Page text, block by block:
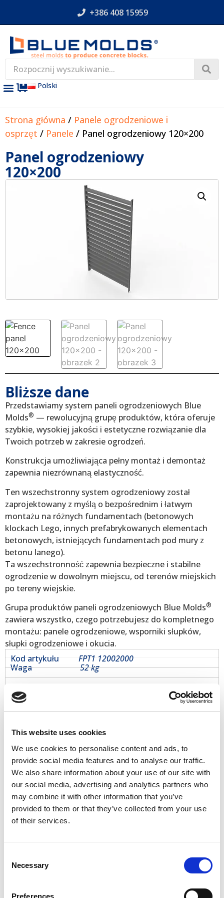
This website uses cookies
We use cookies to personalise content and ads, to
provide social media features and to analyse our traffic.
We also share information about your use of our site with
our social media, advertising and analytics partners who
may combine it with other information that you’ve
provided to them or that they’ve collected from your use
of their services.
Selection
Necessary
Preferences
+386 408 15959
Polski
Strona główna / Panele ogrodzeniowe i
osprzęt / Panele / Panel ogrodzeniowy 120×200
Panel ogrodzeniowy
120×200
Bliższe dane
Przedstawiamy system paneli ogrodzeniowych Blue
Molds® — rewolucyjną grupę produktów, która oferuje
szybkie, wysokiej jakości i estetyczne rozwiązanie dla
Twoich potrzeb w zakresie ogrodzeń.
Konstrukcja umożliwiająca pełny montaż i demontaż
zapewnia niezrównaną elastyczność.
Ten wszechstronny system ogrodzeniowy został
zaprojektowany z myślą o bezpośrednim i łatwym
montażu na różnych fundamentach (betonowych
klockach Lego, innych prefabrykowanych elementach
betonowych, istniejących fundamentach pod mury z
betonu lanego).
Ta wszechstronność zapewnia bezpieczne i stabilne
ogrodzenie w dowolnym miejscu, od terenów miejskich
po tereny wiejskie.
Grupa produktów paneli ogrodzeniowych Blue Molds®
zawiera wszystko, czego potrzebujesz do kompletnego
montażu: panele ogrodzeniowe, wsporniki słupków,
słupki ogrodzeniowe i okucia.
Kod artykułu
FPT1 12002000
Waga
52 kg
Wysyłka na cały świat
100% lojalności klientów z 60 rynków
Produkty powiązane